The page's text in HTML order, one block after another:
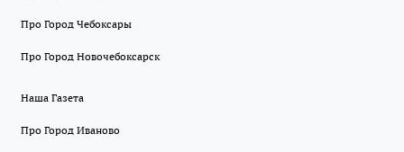
Про Город Чебоксары
Про Город Новочебоксарск
Наша Газета
Про Город Иваново